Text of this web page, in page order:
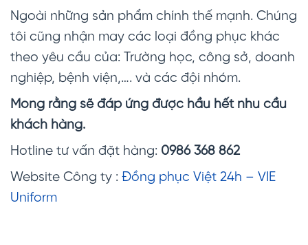
Ngoài những sản phẩm chính thế mạnh. Chúng
tôi cũng nhận may các loại đồng phục khác
theo yêu cầu của: Trường học, công sở, doanh
nghiệp, bệnh viện,…. và các đội nhóm.
Mong rằng sẽ đáp ứng được hầu hết nhu cầu
khách hàng.
Hotline tư vấn đặt hàng: 0986 368 862
Website Công ty : Đồng phục Việt 24h – VIE
Uniform